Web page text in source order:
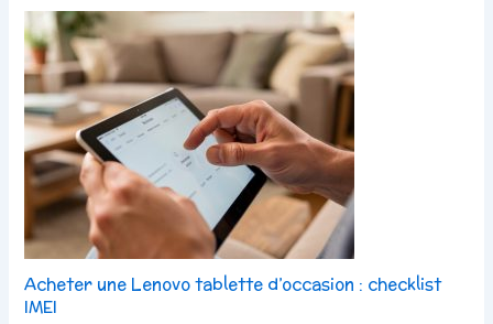
Acheter une Lenovo tablette d’occasion : checklist
IMEI